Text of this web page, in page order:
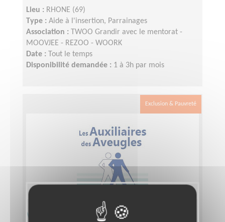
Lieu : RHONE (69)
Type : Aide à l'insertion, Parrainages
Association :
TWOO Grandir avec le mentorat -
MOOVJEE - REZOO - WOORK
Date :
Tout le temps
Disponibilité demandée : 1 à 3h par mois
Exclusion & Pauvreté
Visite à domicile de déficients